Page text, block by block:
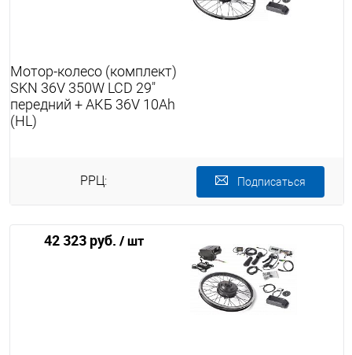
Мотор-колесо (комплект)
SKN 36V 350W LCD 29"
передний + АКБ 36V 10Ah
(HL)
РРЦ:
42 323 руб. / шт
Подписаться